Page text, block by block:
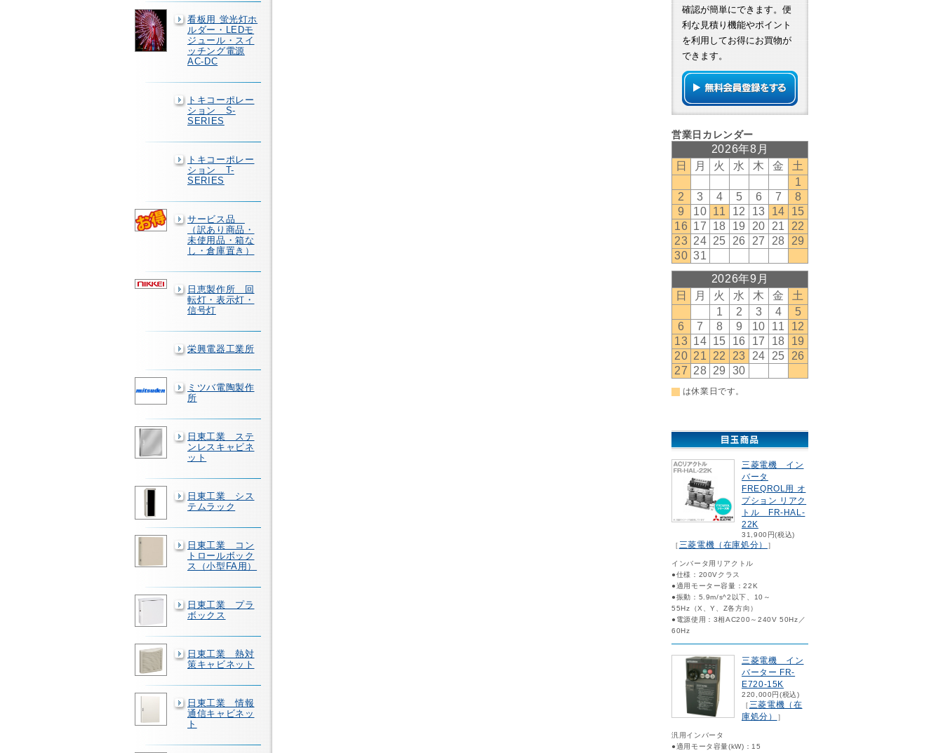
看板用 蛍光灯ホ
ルダー・LEDモ
ジュール・スイ
ッチング電源
AC-DC
トキコーポレー
ション S-
SERIES
トキコーポレー
ション T-
SERIES
サービス品
（訳あり商品・
未使用品・箱な
し・倉庫置き）
日恵製作所 回
転灯・表示灯・
信号灯
栄興電器工業所
ミツバ電陶製作
所
日東工業 ステ
ンレスキャビネ
ット
日東工業 シス
テムラック
日東工業 コン
トロールボック
ス（小型FA用）
日東工業 プラ
ボックス
日東工業 熱対
策キャビネット
日東工業 情報
通信キャビネッ
ト
確認が簡単にできます。便
利な見積り機能やポイント
を利用してお得にお買物が
できます。
三菱電機 イン
バータ
FREQROL用 オ
プション リアク
トル FR-HAL-
22K
31,900円(税込)
［三菱電機（在庫処分） ］
インバータ用リアクトル
●仕様：200Vクラス
●適用モーター容量：22K
●振動：5.9m/s^2以下、10～
55Hz（X、Y、Z各方向）
●電源使用：3相AC200～240V 50Hz／
60Hz
三菱電機 イン
バーター FR-
E720-15K
220,000円(税込)
［三菱電機（在
庫処分）
］
汎用インバータ
●適用モータ容量(kW)：15